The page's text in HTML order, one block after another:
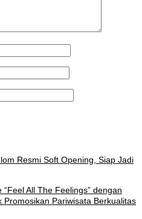
Resmi Soft Opening, Siap Jadi
All The Feelings” dengan
Promosikan Pariwisata Berkualitas